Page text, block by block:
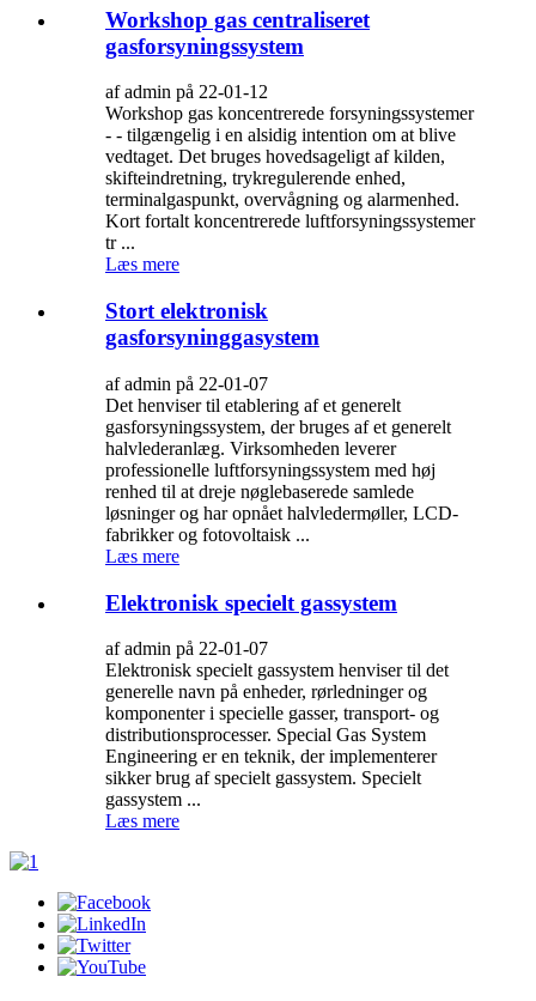
Workshop gas centraliseret
gasforsyningssystem
af admin på 22-01-12
Workshop gas koncentrerede forsyningssystemer
- - tilgængelig i en alsidig intention om at blive
vedtaget. Det bruges hovedsageligt af kilden,
skifteindretning, trykregulerende enhed,
terminalgaspunkt, overvågning og alarmenhed.
Kort fortalt koncentrerede luftforsyningssystemer
tr ...
Læs mere
Stort elektronisk
gasforsyninggasystem
af admin på 22-01-07
Det henviser til etablering af et generelt
gasforsyningssystem, der bruges af et generelt
halvlederanlæg. Virksomheden leverer
professionelle luftforsyningssystem med høj
renhed til at dreje nøglebaserede samlede
løsninger og har opnået halvledermøller, LCD-
fabrikker og fotovoltaisk ...
Læs mere
Elektronisk specielt gassystem
af admin på 22-01-07
Elektronisk specielt gassystem henviser til det
generelle navn på enheder, rørledninger og
komponenter i specielle gasser, transport- og
distributionsprocesser. Special Gas System
Engineering er en teknik, der implementerer
sikker brug af specielt gassystem. Specielt
gassystem ...
Læs mere